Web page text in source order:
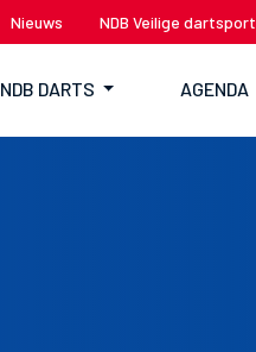
Nieuws NDB Veilige dartsport
NDB DARTS AGENDA